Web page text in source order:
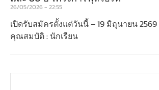
26/05/2026 22:55
เปิดรับสมัครตั้งแต่วันนี้ – 19 มิถุนายน 2569
คุณสมบัติ : นักเรียน